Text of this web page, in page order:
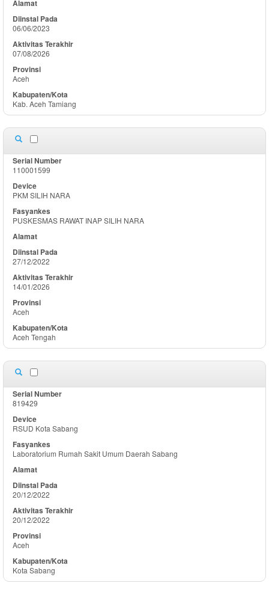
06/06/2023
07/08/2026
Aceh
Kab. Aceh Tamiang
110001599
PKM SILIH NARA
PUSKESMAS RAWAT INAP SILIH NARA
27/12/2022
14/01/2026
Aceh
Aceh Tengah
819429
RSUD Kota Sabang
Laboratorium Rumah Sakit Umum Daerah Sabang
20/12/2022
20/12/2022
Aceh
Kota Sabang